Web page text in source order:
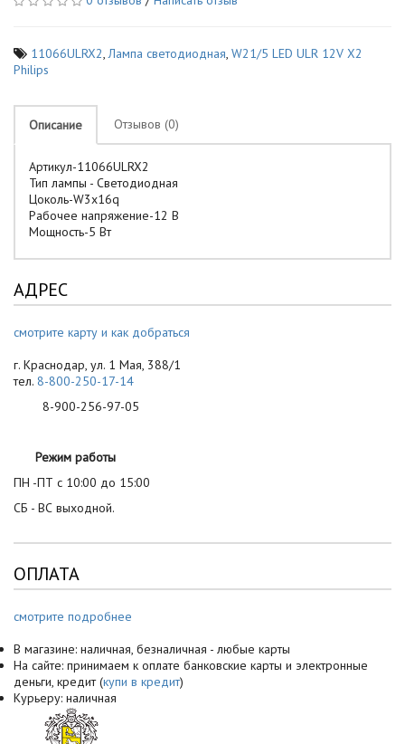
11066ULRX2,Лампа светодиодная, W21/5 LED ULR 12V X2
Philips
Описание Отзывов (0)
Артикул-11066ULRX2
Тип лампы - Светодиодная
Цоколь-W3x16q
Рабочее напряжение-12 В
Мощность-5 Вт
АДРЕС
смотрите карту и как добраться
г. Краснодар, ул. 1 Мая, 388/1
тел. 8-800-250-17-14
8-900-256-97-05
Режим работы
ПН -ПТ с 10:00 до 15:00
СБ - ВС выходной.
ОПЛАТА
смотрите подробнее
В магазине: наличная, безналичная - любые карты
На сайте: принимаем к оплате банковские карты и электронные
деньги, кредит (купи в кредит)
Курьеру: наличная